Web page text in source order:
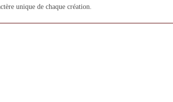
unique de chaque création.